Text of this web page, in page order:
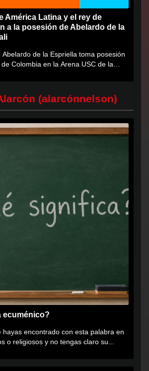
América Latina y el rey de
a la posesión de Abelardo de la
Abelardo de la Espriella toma posesión
Colombia en la Arena USC de la
(alarcónnelson)
ecuménico?
hayas encontrado con esta palabra en
o religiosos y no tengas claro su...